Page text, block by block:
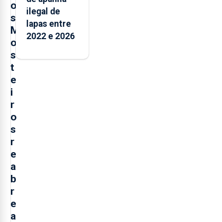
o
s
M
o
s
t
e
i
r
o
s
r
e
a
b
r
e
a
ilegal de
lapas entre
2022 e 2026